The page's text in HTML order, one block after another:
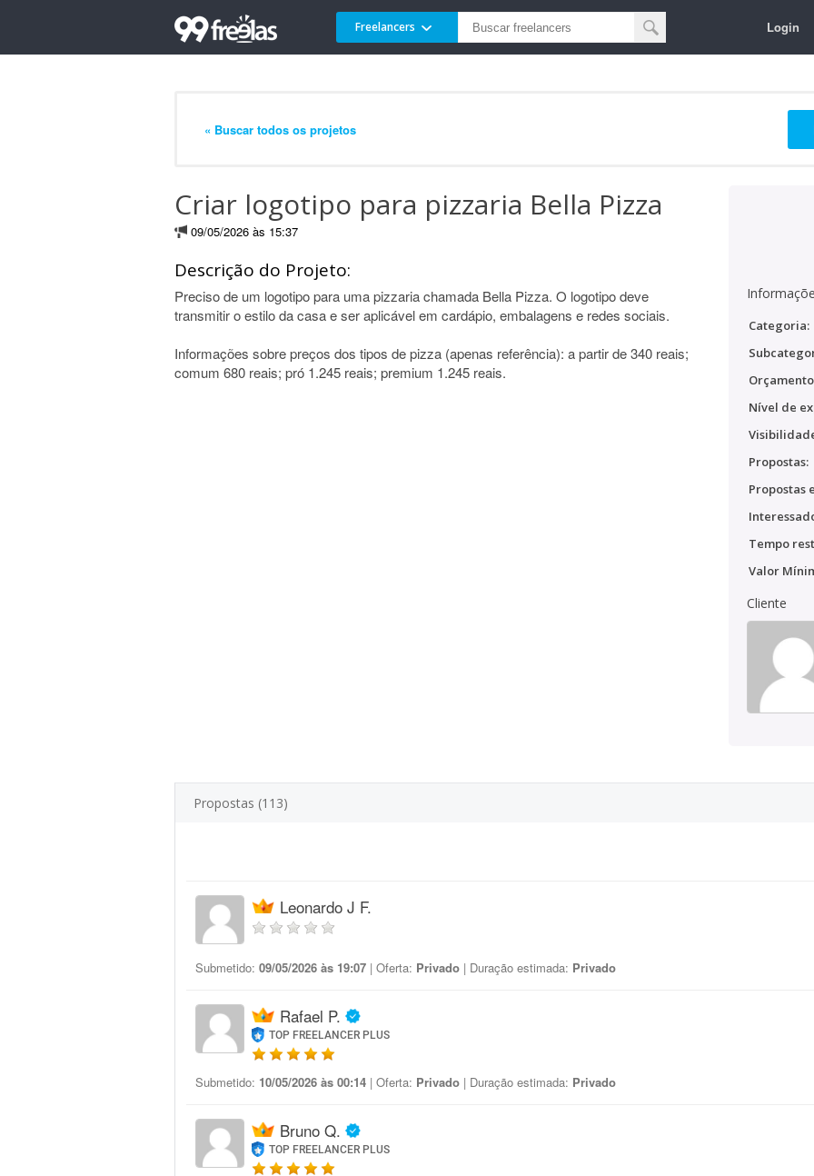
Freelancers Login
« Buscar todos os projetos
Criar logotipo para pizzaria Bella Pizza
09/05/2026 às 15:37
Descrição do Projeto:
Preciso de um logotipo para uma pizzaria chamada Bella Pizza. O logotipo deve
transmitir o estilo da casa e ser aplicável em cardápio, embalagens e redes sociais.
Informações sobre preços dos tipos de pizza (apenas referência): a partir de 340 reais;
comum 680 reais; pró 1.245 reais; premium 1.245 reais.
Categoria:
Nível de
Propostas:
Propostas
Tempo
Valor
Cliente
Propostas (113)
Leonardo J F.
Submetido: 09/05/2026 às 19:07 | Oferta: Privado | Duração estimada: Privado
Rafael P.
TOP FREELANCER PLUS
Submetido: 10/05/2026 às 00:14 | Oferta: Privado | Duração estimada: Privado
Bruno Q.
TOP FREELANCER PLUS